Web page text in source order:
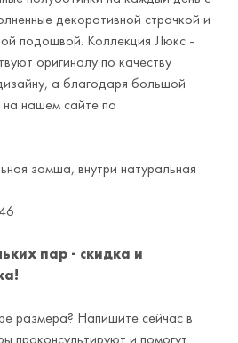
декоративной строчкой и
подошвой. Коллекция Люкс -
оригиналу по качеству
а благодаря большой
на нашем сайте по
замша, внутри натуральная
пар - скидка и
размера? Напишите сейчас в
проконсультируют и помогут